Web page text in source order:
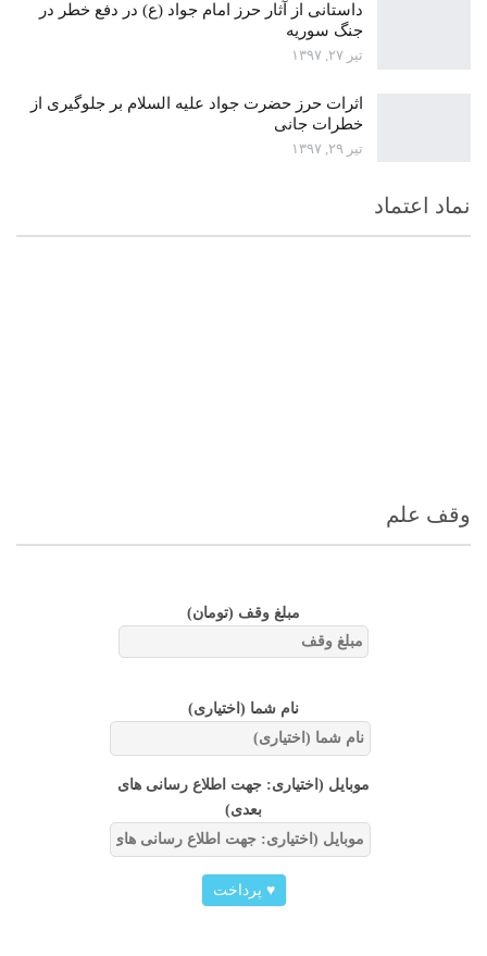
داستانی از آثار حرز امام جواد (ع) در دفع خطر در
جنگ سوریه
تیر ۲۷, ۱۳۹۷
اثرات حرز حضرت جواد علیه السلام بر جلوگیری از
خطرات جانی
تیر ۲۹, ۱۳۹۷
نماد اعتماد
وقف علم
مبلغ وقف (تومان)
نام شما (اختیاری)
موبایل (اختیاری: جهت اطلاع رسانی های
بعدی)
♥ پرداخت